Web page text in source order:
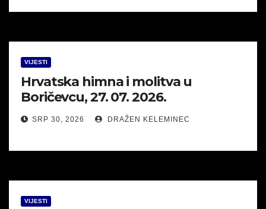
VIJESTI
Hrvatska himna i molitva u
Boričevcu, 27. 07. 2026.
SRP 30, 2026 DRAŽEN KELEMINEC
VIJESTI